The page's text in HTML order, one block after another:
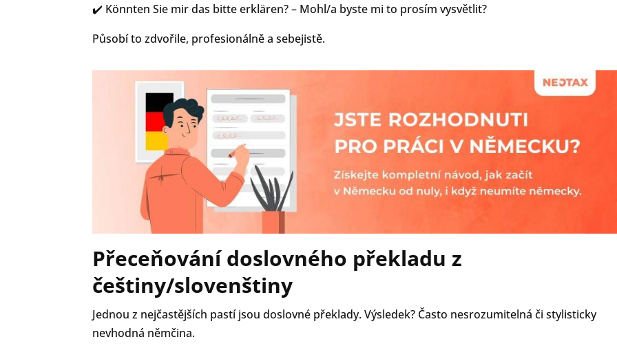
✔️ Könnten Sie mir das bitte erklären? – Mohl/a byste mi to prosím vysvětlit?
Působí to zdvořile, profesionálně a sebejistě.
Přeceňování doslovného překladu z
češtiny/slovenštiny
Jednou z nejčastějších pastí jsou doslovné překlady. Výsledek? Často nesrozumitelná či stylisticky
nevhodná němčina.